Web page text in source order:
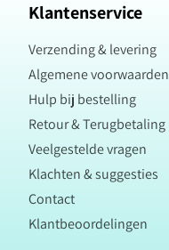
Klantenservice
Verzending & levering
Algemene voorwaarden
Hulp bij bestelling
Retour & Terugbetaling
Veelgestelde vragen
Klachten & suggesties
Contact
Klantbeoordelingen